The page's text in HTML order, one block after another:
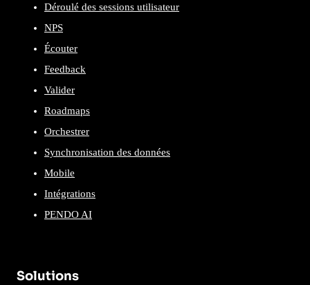
Déroulé des sessions utilisateur
NPS
Écouter
Feedback
Valider
Roadmaps
Orchestrer
Synchronisation des données
Mobile
Intégrations
PENDO AI
Solutions